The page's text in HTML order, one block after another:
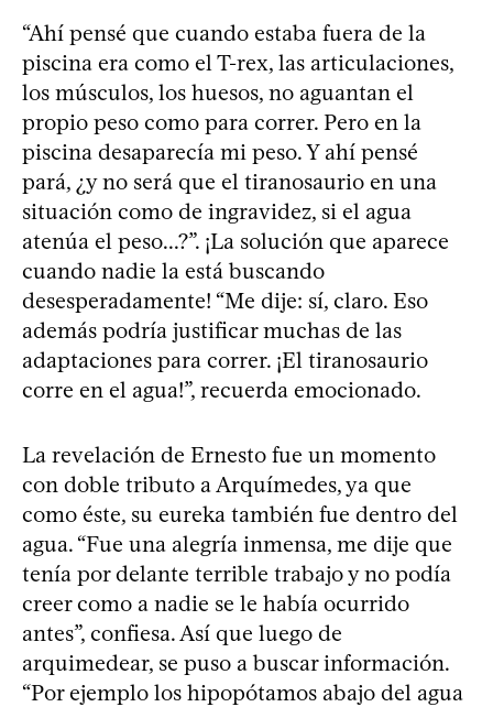
“Ahí pensé que cuando estaba fuera de la
piscina era como el T-rex, las articulaciones,
los músculos, los huesos, no aguantan el
propio peso como para correr. Pero en la
piscina desaparecía mi peso. Y ahí pensé
pará, ¿y no será que el tiranosaurio en una
situación como de ingravidez, si el agua
atenúa el peso...?”. ¡La solución que aparece
cuando nadie la está buscando
desesperadamente! “Me dije: sí, claro. Eso
además podría justificar muchas de las
adaptaciones para correr. ¡El tiranosaurio
corre en el agua!”, recuerda emocionado.
La revelación de Ernesto fue un momento
con doble tributo a Arquímedes, ya que
como éste, su eureka también fue dentro del
agua. “Fue una alegría inmensa, me dije que
tenía por delante terrible trabajo y no podía
creer como a nadie se le había ocurrido
antes”, confiesa. Así que luego de
arquimedear, se puso a buscar información.
“Por ejemplo los hipopótamos abajo del agua